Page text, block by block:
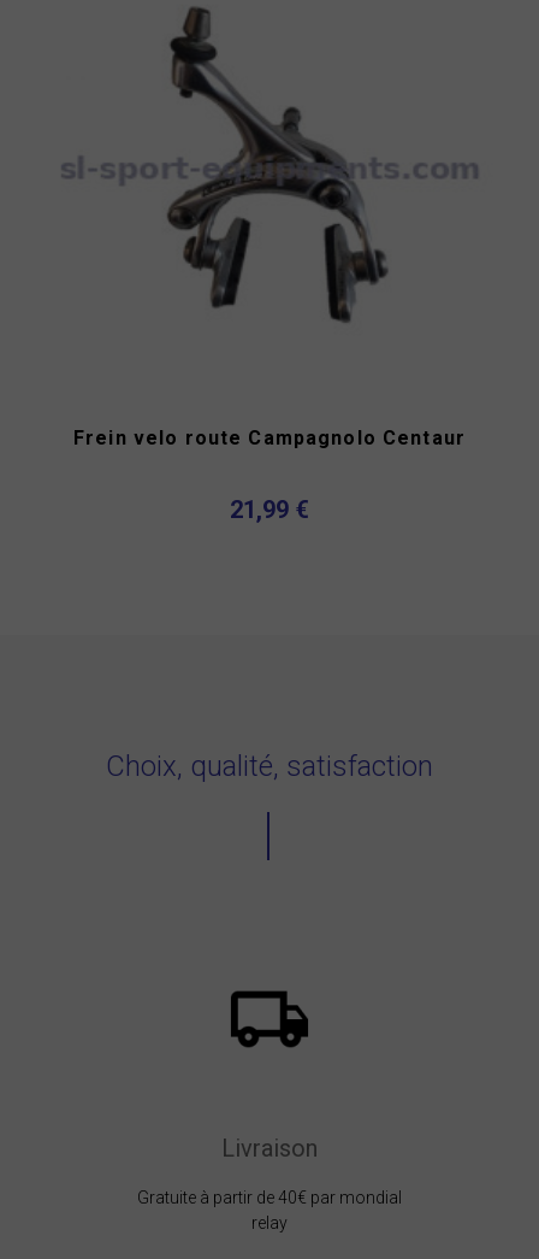
Frein velo route Campagnolo Centaur
21,99 €
Choix, qualité, satisfaction
Livraison
Gratuite à partir de 40€ par mondial
relay